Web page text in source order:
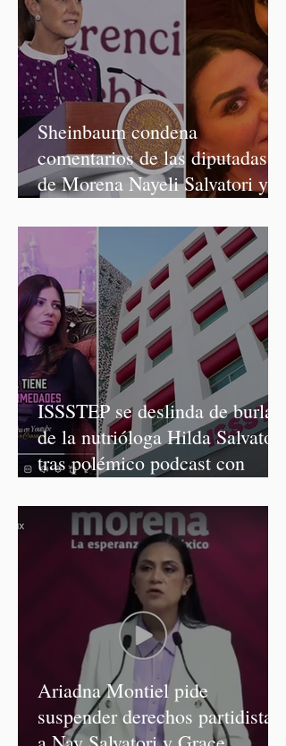
Sheinbaum condena
comentarios de las diputadas
de Morena Nayeli Salvatori y
ISSSTEP se deslinda de burlas
de la nutrióloga Hilda Salvatori
tras polémico podcast con
Ariadna Montiel pide
suspender derechos partidistas